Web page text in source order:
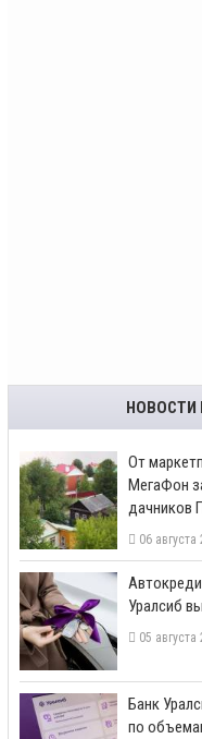
НОВОСТИ
От
МегаФон
дачников
06
Уралсиб
05
​Банк
по